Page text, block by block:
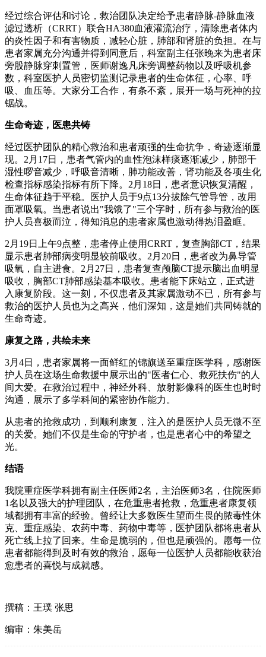
经过综合评估和讨论，救治团队决定给予患者静脉-静脉血液
滤过透析（CRRT）联合HA380血液灌流治疗，清除患者体内
的炎性因子和有害物质，减轻心脏，肺部和肾脏的负担。在与
患者家属充分沟通并得到同意后，科室副主任张晚来为患者床
旁股静脉穿刺置管，医师谢逸凡床旁调整药物以及呼吸机参
数，科室医护人员密切监测记录患者的生命体征，心率、呼
吸、血压等。大家分工合作，有条不紊，展开一场与死神的拉
锯战。
生命奇迹，医患共铸
经过医护团队的精心救治和患者顽强的生命抗争，奇迹逐渐显
现。2月17日，患者气管内的血性泡沫样痰逐渐减少，肺部干
湿性啰音减少，呼吸音清晰，肺功能改善，肾功能及各项生化
检查指标感染指标有所下降。2月18日，患者意识恢复清醒，
生命体征趋于平稳。医护人员于9点13分拔除气管导管，改用
面罩吸氧。当患者说出"我饿了"三个字时，所有参与救治的医
护人员喜极而泣，得知消息的患者家属也激动得热泪盈眶。
2月19日上午9点整，患者停止使用CRRT，复查胸部CT，结果
显示患者肺部病变明显较前吸收。2月20日，患者改为鼻导管
吸氧，自主进食。2月27日，患者复查颅脑CT提示脑出血明显
吸收，胸部CT肺部感染基本吸收。患者能下床站立，正式进
入康复阶段。这一刻，不仅患者及其家属激动不已，所有参与
救治的医护人员也为之高兴，他们深知，这是她们共同铸就的
生命奇迹。
康复之路，共绘未来
3月4日，患者家属将一面鲜红的锦旗送至重症医学科，感谢医
护人员在这场生命救援中展示出的"医者仁心、救死扶伤"的人
间大爱。在救治过程中，神经外科、放射影像科的医生也时时
沟通，展示了多学科间的紧密协作能力。
从患者的抢救成功，到顺利康复，注入的是医护人员无微不至
的关爱。她们不仅是生命的守护者，也是患者心中的希望之
光。
结语
我院重症医学科拥有副主任医师2名，主治医师3名，住院医师
1名以及强大的护理团队，在危重患者抢救，危重患者康复领
域都拥有丰富的经验。曾经让大多数医生望而生畏的脓毒性休
克、重症感染、农药中毒、药物中毒等，医护团队都将患者从
死亡线上拉了回来。生命是脆弱的，但也是顽强的。愿每一位
患者都能得到及时有效的救治，愿每一位医护人员都能收获治
愈患者的喜悦与成就感。
撰稿：王璞 张思
编审：朱美岳